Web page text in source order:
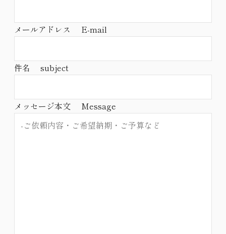
メールアドレス E-mail
件名 subject
メッセージ本文 Message